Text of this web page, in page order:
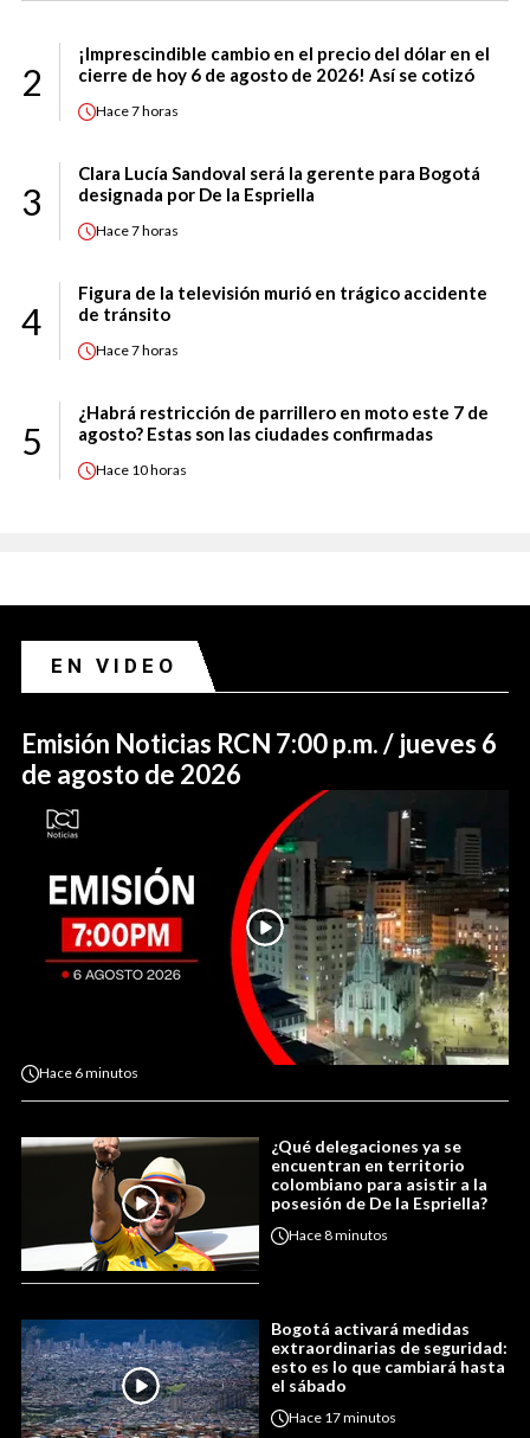
2
¡Imprescindible cambio en el precio del dólar en el
cierre de hoy 6 de agosto de 2026! Así se cotizó
Hace7 horas
3
Clara Lucía Sandoval será la gerente para Bogotá
designada por De la Espriella
Hace7 horas
4
Figura de la televisión murió en trágico accidente
de tránsito
Hace7 horas
5
¿Habrá restricción de parrillero en moto este 7 de
agosto? Estas son las ciudades confirmadas
Hace 10 horas
EN VIDEO
Emisión Noticias RCN 7:00 p.m. / jueves 6
de agosto de 2026
Hace 6 minutos
¿Qué delegaciones ya se
encuentran en territorio
colombiano para asistir a la
posesión de De la Espriella?
Hace8 minutos
Bogotá activará medidas
extraordinarias de seguridad:
esto es lo que cambiará hasta
el sábado
Hace 17 minutos